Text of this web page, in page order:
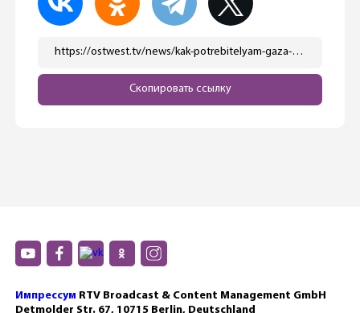
https://ostwest.tv/news/kak-potrebitelyam-gaza-poluchit-pomoshh-ot-pravitelstva-v-dekabre/
Скопировать ссылку
Импрессум RTV Broadcast & Content Management GmbH
Detmolder Str. 67, 10715 Berlin, Deutschland